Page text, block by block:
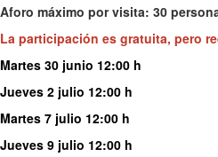
Aforo máximo por visita: 30
La participación es gratuita, pero
Martes 30 junio 12:00 h
Jueves 2 julio 12:00 h
Martes 7 julio 12:00 h
Jueves 9 julio 12:00 h